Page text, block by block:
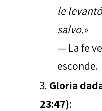
le
salvo.»
— La fe
esconde.
Gloria
23:47):